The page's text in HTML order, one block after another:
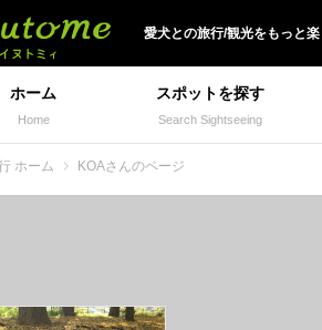
愛犬との旅行/観光をもっと楽
ホーム
Home
スポットを探す
Search Sightseeing
ホーム KOAさんのページ